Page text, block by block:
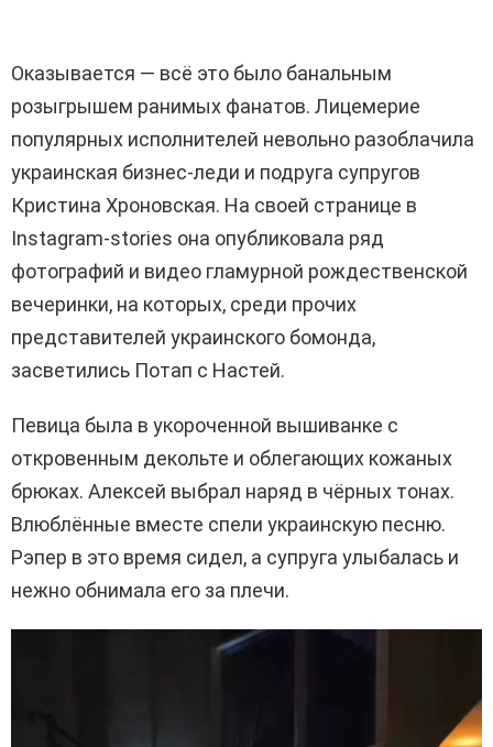
Оказывается — всё это было банальным
розыгрышем ранимых фанатов. Лицемерие
популярных исполнителей невольно разоблачила
украинская бизнес-леди и подруга супругов
Кристина Хроновская. На своей странице в
Instagram-stories она опубликовала ряд
фотографий и видео гламурной рождественской
вечеринки, на которых, среди прочих
представителей украинского бомонда,
засветились Потап с Настей.
Певица была в укороченной вышиванке с
откровенным декольте и облегающих кожаных
брюках. Алексей выбрал наряд в чёрных тонах.
Влюблённые вместе спели украинскую песню.
Рэпер в это время сидел, а супруга улыбалась и
нежно обнимала его за плечи.